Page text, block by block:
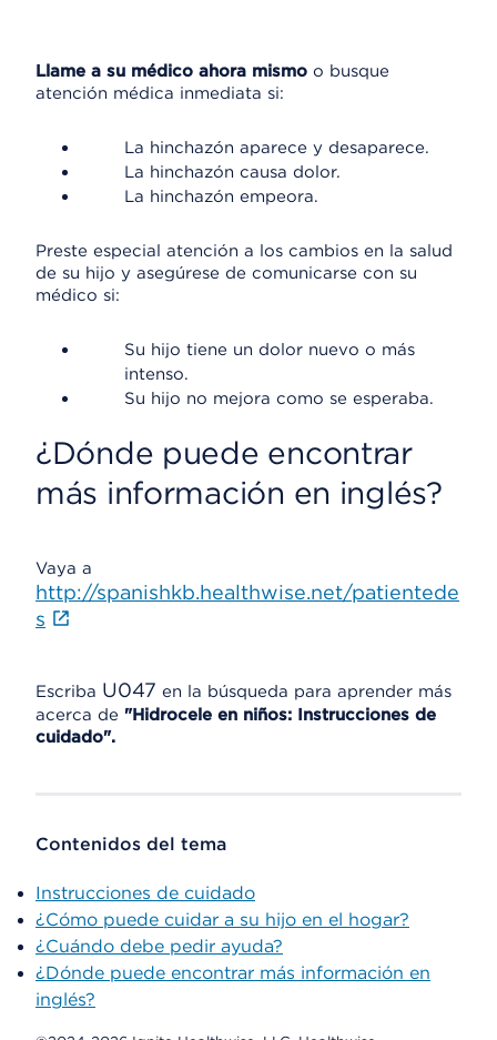
Llame a su médico ahora mismo o busque
atención médica inmediata si:
La hinchazón aparece y desaparece.
La hinchazón causa dolor.
La hinchazón empeora.
Preste especial atención a los cambios en la salud
de su hijo y asegúrese de comunicarse con su
médico si:
Su hijo tiene un dolor nuevo o más
intenso.
Su hijo no mejora como se esperaba.
¿Dónde puede encontrar
más información en inglés?
Vaya a
http://spanishkb.healthwise.net/patientede
s
Escriba U047 en la búsqueda para aprender más
acerca de "Hidrocele en niños: Instrucciones de
cuidado".
Contenidos del tema
Instrucciones de cuidado
¿Cómo puede cuidar a su hijo en el hogar?
¿Cuándo debe pedir ayuda?
¿Dónde puede encontrar más información en
inglés?